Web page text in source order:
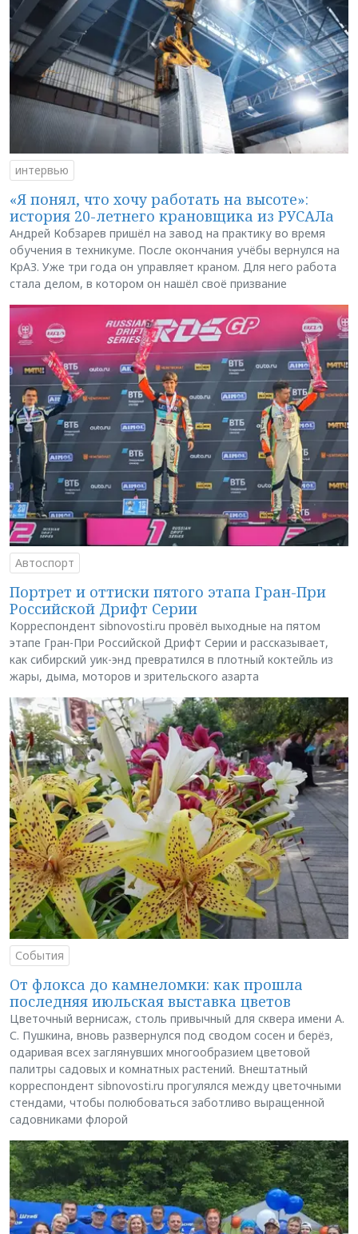
интервью
«Я понял, что хочу работать на высоте»:
история 20-летнего крановщика из РУСАЛа
Андрей Кобзарев пришёл на завод на практику во время
обучения в техникуме. После окончания учёбы вернулся на
КрАЗ. Уже три года он управляет краном. Для него работа
стала делом, в котором он нашёл своё призвание
Автоспорт
Портрет и оттиски пятого этапа Гран-При
Российской Дрифт Серии
Корреспондент sibnovosti.ru провёл выходные на пятом
этапе Гран-При Российской Дрифт Серии и рассказывает,
как сибирский уик-энд превратился в плотный коктейль из
жары, дыма, моторов и зрительского азарта
События
От флокса до камнеломки: как прошла
последняя июльская выставка цветов
Цветочный вернисаж, столь привычный для сквера имени А.
С. Пушкина, вновь развернулся под сводом сосен и берёз,
одаривая всех заглянувших многообразием цветовой
палитры садовых и комнатных растений. Внештатный
корреспондент sibnovosti.ru прогулялся между цветочными
стендами, чтобы полюбоваться заботливо выращенной
садовниками флорой